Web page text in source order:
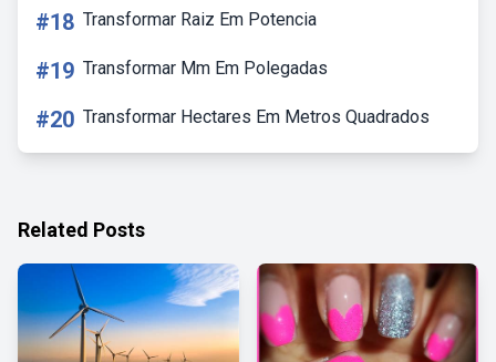
#18 Transformar Raiz Em Potencia
#19 Transformar Mm Em Polegadas
#20 Transformar Hectares Em Metros Quadrados
Related Posts